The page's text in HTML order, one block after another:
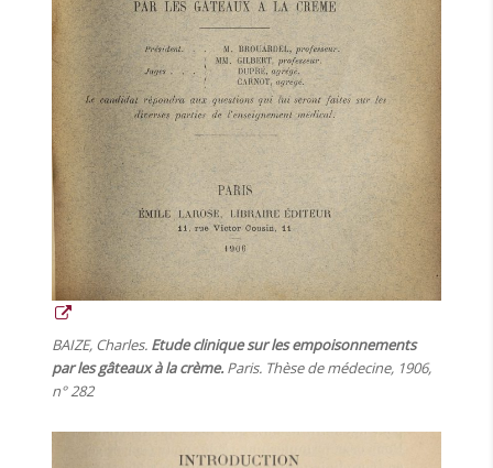
BAIZE, Charles. Etude clinique sur les empoisonnements
par les gâteaux à la crème. Paris. Thèse de médecine, 1906,
n° 282